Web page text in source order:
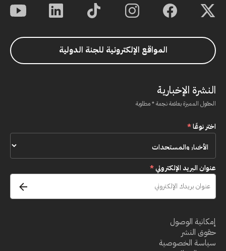
المواقع الإلكترونية للجنة الدولية
النشرة الإخبارية
الحقول المميزة بعلامة نجمة * مطلوبة
اختر نوعًا*
عنوان البريد الإلكتروني*
إمكانية الوصول
حقوق النشر
سياسة الخصوصية